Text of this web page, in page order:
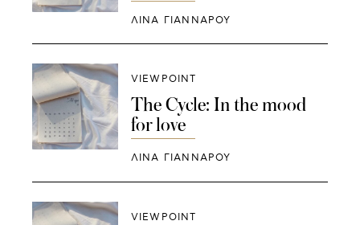
ΛΊΝΑ ΓΙΆΝΝΑΡΟΥ
VIEWPOINT
The Cycle: In the mood
for love
ΛΊΝΑ ΓΙΆΝΝΑΡΟΥ
VIEWPOINT